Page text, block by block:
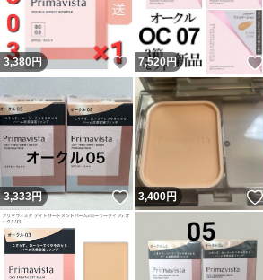
3,380円 いいね！
7,520円
3,333円 いいね！
3,400円